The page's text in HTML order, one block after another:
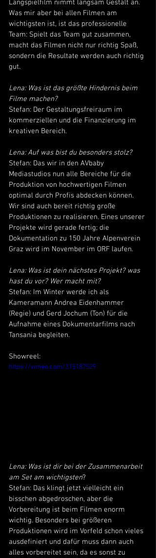
Langspielfilm nimmt langsam Gestalt an.
Was mir aber bei allen Filmen am
wichtigsten ist, ist das professionelle
Team: Spielt das Team gut zusammen,
macht das Filmen nicht nur richtig Spaß,
sondern die Resultate werden auch richtig
gut.
Lena: Was ist das größte Hindernis beim
Filme machen?
Stefan: Der Gestaltungsfreiraum im
kommerziellen und die Finanzierung im
kreativen Bereich.
Lena: Auf was bist du besonders stolz?
Stefan: Das wir in den AVbaby
Mediastudios nun alle Bereiche für die
Produktion von hochwertigen Filmen
optimal durch Profis abdecken können.
Wir sind auch bereit richtig große
Produktionen zu realisieren. Eines unserer
Projekte wird gerade fertig; die
Dokumentation zu 150 Jahre Alpenverein
Graz wird im November im ORF laufen.
Lena: Was ist dein nächstes Projekt? was
hast du vor? Wer macht mit?
Stefan: Im Winter werde ich als
Kameramann Andrea Eidenhammer
(Regie) und Gerd Jochum (Ton) für die
Aufnahme eines Dokumentarfilms nach
Tansania begleiten.
Showreel:
https://vimeo.com/315187529
Lena: Was ist dir bei der Zusammenarbeit
am Set am wichtigsten?
Stefan: Das klingt jetzt vielleicht ein
bisschen abgedroschen, aber die
Vorbereitung ist beim Filmen enorm
wichtig. Besonders bei größeren
Produktionen wird im Vorfeld schon vieles
ausdefiniert und dafür muss dann auch
alles vorbereitet sein, da es sonst zu